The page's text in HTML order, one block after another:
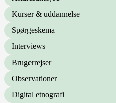
Kurser & uddannelse
Spørgeskema
Interviews
Brugerrejser
Observationer
Digital etnografi